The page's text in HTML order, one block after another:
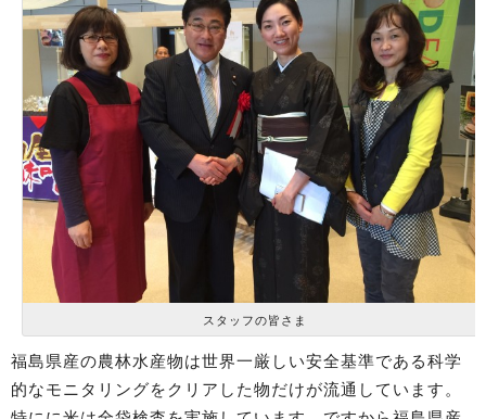
スタッフの皆さま
福島県産の農林水産物は世界一厳しい安全基準である科学
的なモニタリングをクリアした物だけが流通しています。